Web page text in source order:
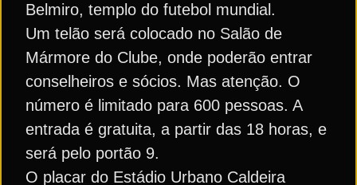
Belmiro, templo do futebol mundial.
Um telão será colocado no Salão de
Mármore do Clube, onde poderão entrar
conselheiros e sócios. Mas atenção. O
número é limitado para 600 pessoas. A
entrada é gratuita, a partir das 18 horas, e
será pelo portão 9.
O placar do Estádio Urbano Caldeira